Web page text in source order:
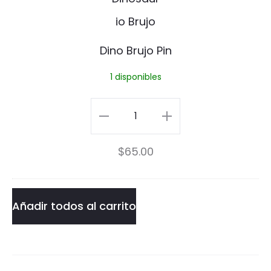
a
P
i
n
n
r
j
o
P
n
Dino Brujo Pin
1 disponibles
Dino
Brujo
cantidad
$65.00
Añadir todos al carrito